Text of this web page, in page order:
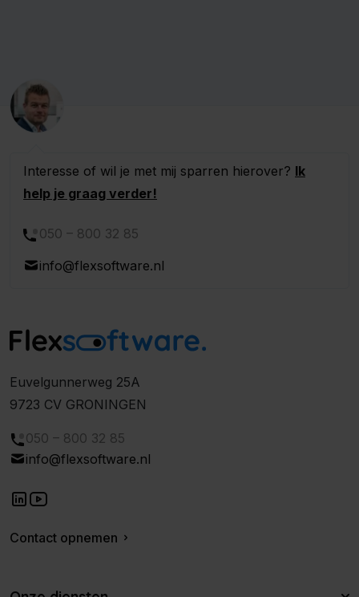
Interesse of wil je met mij sparren hierover? Ik
help je graag verder!
050 – 800 32 85
info@flexsoftware.nl
Euvelgunnerweg 25A
9723 CV GRONINGEN
050 – 800 32 85
info@flexsoftware.nl
Contact opnemen